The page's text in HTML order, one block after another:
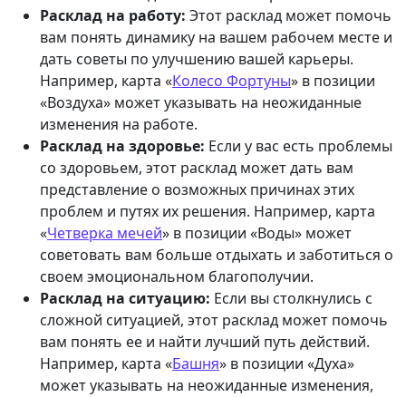
Расклад на работу: Этот расклад может помочь
вам понять динамику на вашем рабочем месте и
дать советы по улучшению вашей карьеры.
Например, карта «Колесо Фортуны» в позиции
«Воздуха» может указывать на неожиданные
изменения на работе.
Расклад на здоровье: Если у вас есть проблемы
со здоровьем, этот расклад может дать вам
представление о возможных причинах этих
проблем и путях их решения. Например, карта
«Четверка мечей» в позиции «Воды» может
советовать вам больше отдыхать и заботиться о
своем эмоциональном благополучии.
Расклад на ситуацию: Если вы столкнулись с
сложной ситуацией, этот расклад может помочь
вам понять ее и найти лучший путь действий.
Например, карта «Башня» в позиции «Духа»
может указывать на неожиданные изменения,